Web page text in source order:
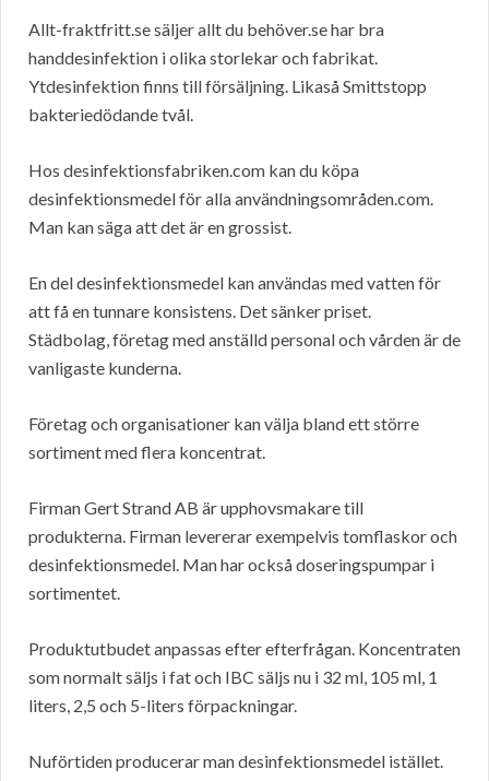
Allt-fraktfritt.se säljer allt du behöver.se har bra
handdesinfektion i olika storlekar och fabrikat.
Ytdesinfektion finns till försäljning. Likaså Smittstopp
bakteriedödande tvål.
Hos desinfektionsfabriken.com kan du köpa
desinfektionsmedel för alla användningsområden.com.
Man kan säga att det är en grossist.
En del desinfektionsmedel kan användas med vatten för
att få en tunnare konsistens. Det sänker priset.
Städbolag, företag med anställd personal och vården är de
vanligaste kunderna.
Företag och organisationer kan välja bland ett större
sortiment med flera koncentrat.
Firman Gert Strand AB är upphovsmakare till
produkterna. Firman levererar exempelvis tomflaskor och
desinfektionsmedel. Man har också doseringspumpar i
sortimentet.
Produktutbudet anpassas efter efterfrågan. Koncentraten
som normalt säljs i fat och IBC säljs nu i 32 ml, 105 ml, 1
liters, 2,5 och 5-liters förpackningar.
Nuförtiden producerar man desinfektionsmedel istället.